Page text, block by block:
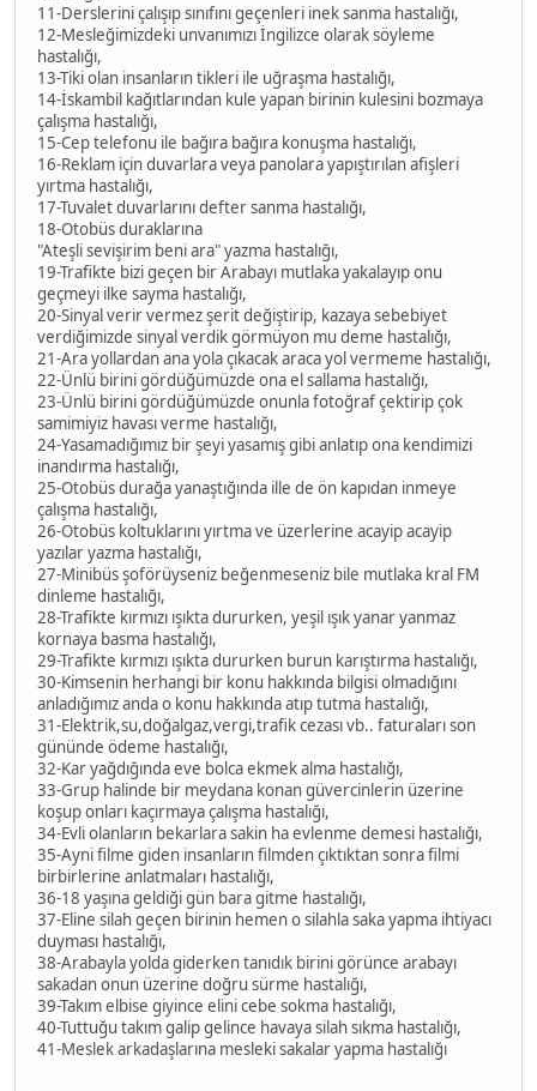
11-Derslerini çalışıp sınıfını geçenleri inek sanma hastalığı,
12-Mesleğimizdeki unvanımızı İngilizce olarak söyleme
hastalığı,
13-Tiki olan insanların tikleri ile uğraşma hastalığı,
14-İskambil kağıtlarından kule yapan birinin kulesini bozmaya
çalışma hastalığı,
15-Cep telefonu ile bağıra bağıra konuşma hastalığı,
16-Reklam için duvarlara veya panolara yapıştırılan afişleri
yırtma hastalığı,
17-Tuvalet duvarlarını defter sanma hastalığı,
18-Otobüs duraklarına
"Ateşli sevişirim beni ara" yazma hastalığı,
19-Trafikte bizi geçen bir Arabayı mutlaka yakalayıp onu
geçmeyi ilke sayma hastalığı,
20-Sinyal verir vermez şerit değiştirip, kazaya sebebiyet
verdiğimizde sinyal verdik görmüyon mu deme hastalığı,
21-Ara yollardan ana yola çıkacak araca yol vermeme hastalığı,
22-Ünlü birini gördüğümüzde ona el sallama hastalığı,
23-Ünlü birini gördüğümüzde onunla fotoğraf çektirip çok
samimiyiz havası verme hastalığı,
24-Yasamadığımız bir şeyi yasamış gibi anlatıp ona kendimizi
inandırma hastalığı,
25-Otobüs durağa yanaştığında ille de ön kapıdan inmeye
çalışma hastalığı,
26-Otobüs koltuklarını yırtma ve üzerlerine acayip acayip
yazılar yazma hastalığı,
27-Minibüs şoförüyseniz beğenmeseniz bile mutlaka kral FM
dinleme hastalığı,
28-Trafikte kırmızı ışıkta dururken, yeşil ışık yanar yanmaz
kornaya basma hastalığı,
29-Trafikte kırmızı ışıkta dururken burun karıştırma hastalığı,
30-Kimsenin herhangi bir konu hakkında bilgisi olmadığını
anladığımız anda o konu hakkında atıp tutma hastalığı,
31-Elektrik,su,doğalgaz,vergi,trafik cezası vb.. faturaları son
gününde ödeme hastalığı,
32-Kar yağdığında eve bolca ekmek alma hastalığı,
33-Grup halinde bir meydana konan güvercinlerin üzerine
koşup onları kaçırmaya çalışma hastalığı,
34-Evli olanların bekarlara sakin ha evlenme demesi hastalığı,
35-Ayni filme giden insanların filmden çıktıktan sonra filmi
birbirlerine anlatmaları hastalığı,
36-18 yaşına geldiği gün bara gitme hastalığı,
37-Eline silah geçen birinin hemen o silahla saka yapma ihtiyacı
duyması hastalığı,
38-Arabayla yolda giderken tanıdık birini görünce arabayı
sakadan onun üzerine doğru sürme hastalığı,
39-Takım elbise giyince elini cebe sokma hastalığı,
40-Tuttuğu takım galip gelince havaya silah sıkma hastalığı,
41-Meslek arkadaşlarına mesleki sakalar yapma hastalığı